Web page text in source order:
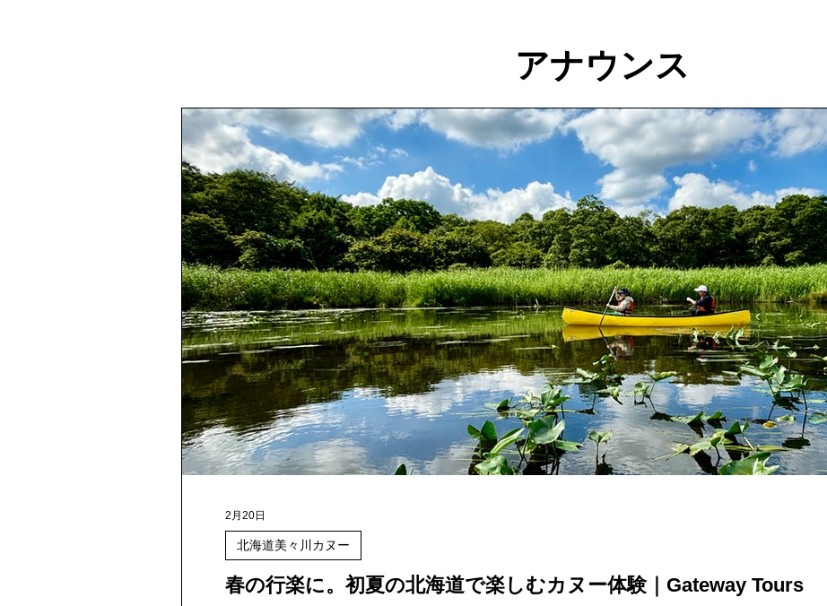
アナウンス
春の行楽に。初夏の北海道で楽しむカヌー体験｜Gateway Tours
北海道美々川カヌー
2月20日